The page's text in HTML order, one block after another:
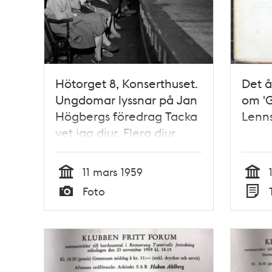
Hötorget 8, Konserthuset.
Ungdomar lyssnar på Jan
Högbergs föredrag Tacka
vet jag djur. Flera djur
visas upp, bland annat en
lejonunge som gäspande
tassade omkring på
scenen
Tid
11 mars 1959
Typ
Foto
Det
om
Tid
Typ